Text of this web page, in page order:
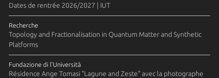
Dates de rentrée 2026/2027 | IUT
Recherche
Topology and Fractionalisation in Quantum Matter and Synthetic
Platforms
Fundazione di l'Università
Résidence Ange Tomasi "Lagune and Zeste" avec la photographe